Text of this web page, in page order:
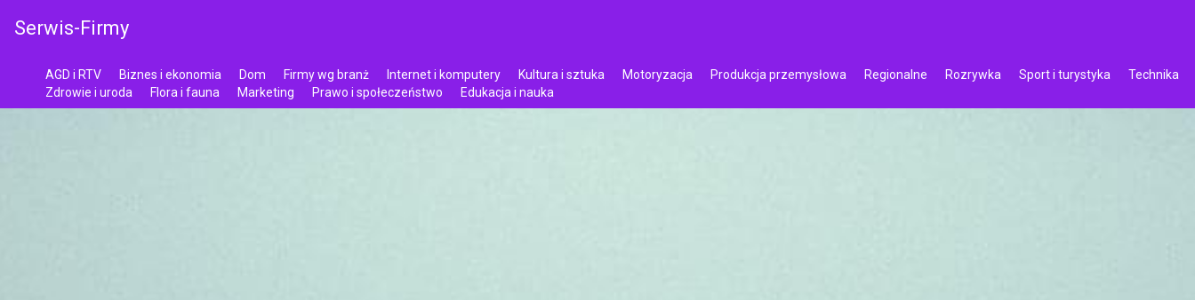
Serwis-Firmy
AGD i RTV Biznes i ekonomia Dom Firmy wg branż Internet i komputery Kultura i sztuka Motoryzacja Produkcja przemysłowa Regionalne Rozrywka Sport i turystyka
Technika
Zdrowie i uroda
Flora i fauna Marketing Prawo i społeczeństwo Edukacja i nauka